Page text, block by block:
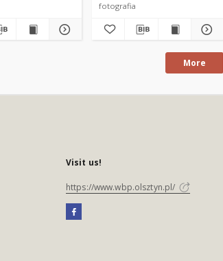
fotografia
More
Visit us!
https://www.wbp.olsztyn.pl/